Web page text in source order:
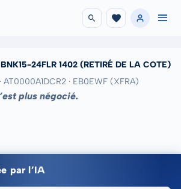
24FLR 1402 (RETIRÉ DE LA COTE)
AT0000A1DCR2 · EB0EWF (XFRA)
plus négocié.
par l’IA